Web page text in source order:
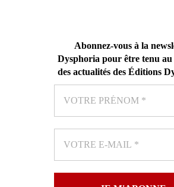
Abonnez-vous à la
Dysphoria pour être tenu
des actualités des Éditions